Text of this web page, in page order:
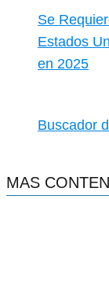
Se
Estados
en 2025
Buscador
MAS